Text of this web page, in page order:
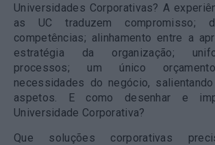
Universidades Corporativas? A
as UC traduzem compromisso;
competências; alinhamento entre a
estratégia da organização;
processos; um único
necessidades do negócio,
aspetos. E como desenhar e
Universidade Corporativa?
Que soluções corporativas